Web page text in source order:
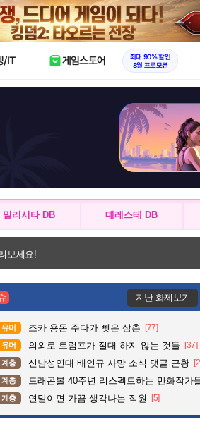
X
/IT 게임스토어
최대 90% 할인
8월 프로모션
밀리시타 DB 데레스테 DB
보세요!
지난 화제보기
유머 조카 용돈 주다가 뺏은 삼촌 [77]
유머 의외로 트럼프가 절대 하지 않는 것들 [37]
계층 신남성연대 배인규 사망 소식 댓글 근황
계층 드래곤볼 40주년 리스펙트하는 만화작가
계층 연말이면 가끔 생각나는 직원 [5]